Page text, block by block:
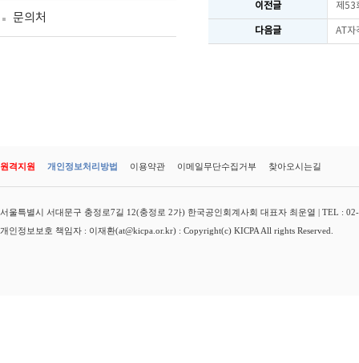
문의처
이전글 제53
다음글 AT자
원격지원 개인정보처리방법 이용약관 이메일무단수집거부 찾아오시는길
서울특별시 서대문구 충정로7길 12(충정로 2가) 한국공인회계사회 대표자 최운열 | TEL :
개인정보보호 책임자 : 이재환(at@kicpa.or.kr) : Copyright(c) KICPA All rights Reserved.